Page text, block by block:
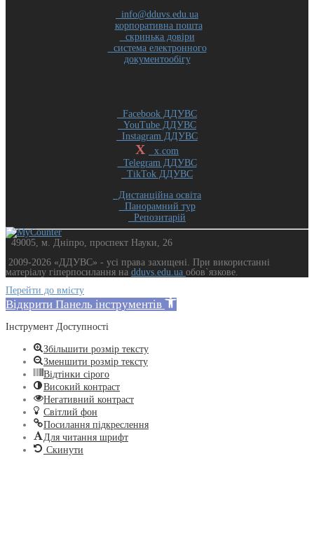
info@dduvs.edu.ua
корпоративна пошта
скринька довіри
система електронного
документообігу
Facebook ДДУВС
YouTube ДДУВС
Instagram ДДУВС
X
x.com
Telegram ДДУВС
TikTok ДДУВС
Дистанційна освіта
Панорамний тур
Репозитарій
49005, м. Дніпро, проспект Науки, 26
2009-2026 «ДДУВС» - усi права захищенi. При використанні
матеріалу гіперпосилання на dduvs.edu.ua обов`язкове.
Перейти до вмісту
Відкрити Панель інструментів
Інструмент Доступності
Збільшити розмір тексту
Зменшити розмір тексту
Відтінки сірого
Високий контраст
Негативний контраст
Світлий фон
Посилання підкреслення
Для читання шрифт
Скинути